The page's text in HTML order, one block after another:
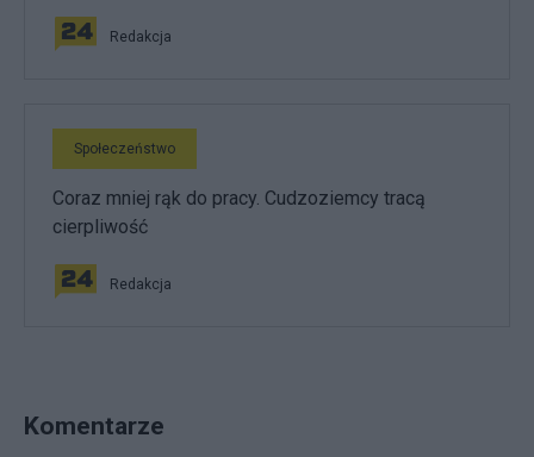
Redakcja
Społeczeństwo
Coraz mniej rąk do pracy. Cudzoziemcy tracą
cierpliwość
Redakcja
Komentarze